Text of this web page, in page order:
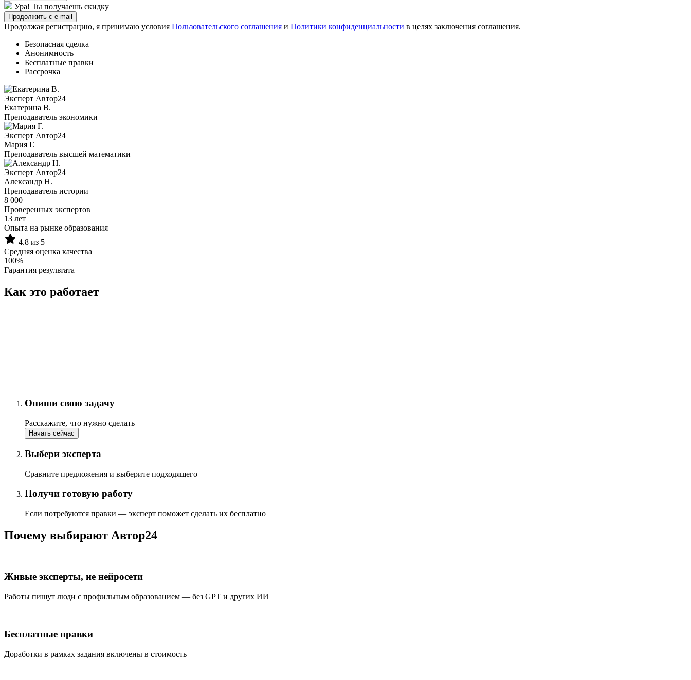
Ура! Ты получаешь скидку
Продолжить с e-mail
Продолжая регистрацию, я принимаю условия Пользовательского соглашения и Политики конфиденциальности в целях заключения соглашения.
Безопасная сделка
Анонимность
Бесплатные правки
Рассрочка
Эксперт Автор24
Екатерина B.
Преподаватель экономики
Эксперт Автор24
Мария Г.
Преподаватель высшей математики
Эксперт Автор24
Александр Н.
Преподаватель истории
8 000+
Проверенных экспертов
13 лет
Опыта на рынке образования
4.8 из 5
Средняя оценка качества
100%
Гарантия результата
Как это работает
Опиши свою задачу
Расскажите, что нужно сделать
Начать сейчас
Выбери эксперта
Сравните предложения и выберите подходящего
Получи готовую работу
Если потребуются правки — эксперт поможет сделать их бесплатно
Почему выбирают Автор24
Живые эксперты, не нейросети
Работы пишут люди с профильным образованием — без GPT и других ИИ
Бесплатные правки
Доработки в рамках задания включены в стоимость